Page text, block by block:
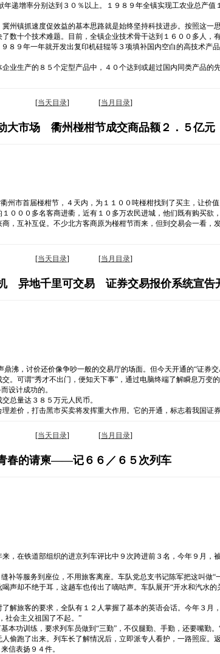
增率分别达到３０％以上。１９８９年全镇实现工农业总产
州镇抓速度促效益的基本思路就是始终坚持科技进步。按照这
数十个技术难题。目前，全镇企业技术骨干达到１６００多人，
８９年一年就开发出复印机硅辊等３项填补国内空白的高技术
业生产的８５个定型产品中，４０个达到或超过国内同类产品
[当天目录] [当月目录]
大市场 衢州椪柑节成交商品额２．５亿元
市首届椪柑节，４天内，为１１００吨椪柑找到了买主，让价
０００多名客商进衢，近有１０多万农民进城，他们既有购买欲
，互补互促。不少北方客商原为椪柑节而来，但到交易会一看
[当天目录] [当月目录]
异地千里可交易 证券交易报价系统宣告
沸，讨价还价像争吵一般的交易厅的场面。但今天开通的“证券
可谓“秀才不出门，便知天下事”，通过电脑终端了解瞬息万变
设计成功的。
总量达３８５万元人民币。
差价，打击黑市买卖将发挥重大作用。它的开通，标志着我国证
[当天目录] [当月目录]
春的请柬——记６６／６５次列车
，在铁道部组织的进京列车评比中９次跨进前３名，今年９月，
补等服务到座位，不用旅客离座。车队党总支书记陈军把这叫做“
却不绝于耳，这趟车也传出了嘀咕声。车队展开“开水和汽水
解旅客的要求，全队有１２人掌握了基本的英语会话。今年３
社会主义祖国了不起。”
功训练，要求列车员做到“三勤”，不仅腿勤、手勤，还要嘴勤
偷跑了出来。列车长了解情况后，立即派专人看护，一路照应。
信表扬９４件。